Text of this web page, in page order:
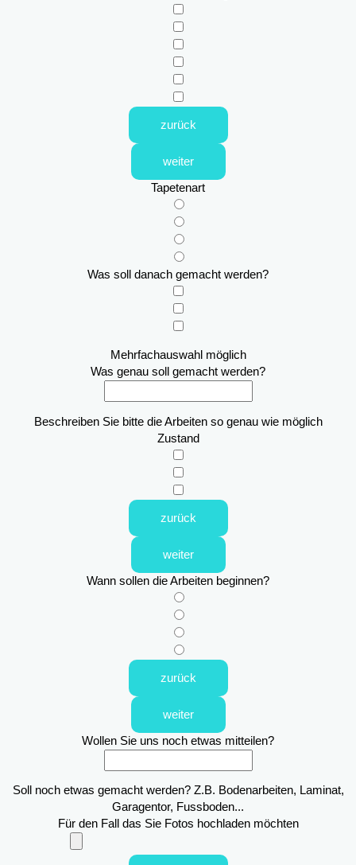
zurück
weiter
Tapetenart
Was soll danach gemacht werden?
Mehrfachauswahl möglich
Was genau soll gemacht werden?
Beschreiben Sie bitte die Arbeiten so genau wie möglich
Zustand
zurück
weiter
Wann sollen die Arbeiten beginnen?
zurück
weiter
Wollen Sie uns noch etwas mitteilen?
Soll noch etwas gemacht werden? Z.B. Bodenarbeiten, Laminat,
Garagentor, Fussboden...
Für den Fall das Sie Fotos hochladen möchten